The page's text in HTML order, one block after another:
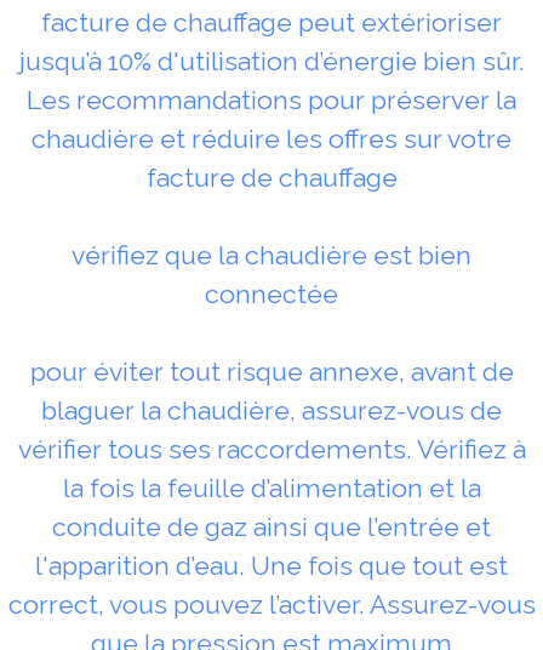
facture de chauffage peut extérioriser
jusqu’à 10% d'utilisation d’énergie bien sûr.
Les recommandations pour préserver la
chaudière et réduire les offres sur votre
facture de chauffage
vérifiez que la chaudière est bien
connectée
pour éviter tout risque annexe, avant de
blaguer la chaudière, assurez-vous de
vérifier tous ses raccordements. Vérifiez à
la fois la feuille d’alimentation et la
conduite de gaz ainsi que l’entrée et
l'apparition d’eau. Une fois que tout est
correct, vous pouvez l’activer. Assurez-vous
que la pression est maximum